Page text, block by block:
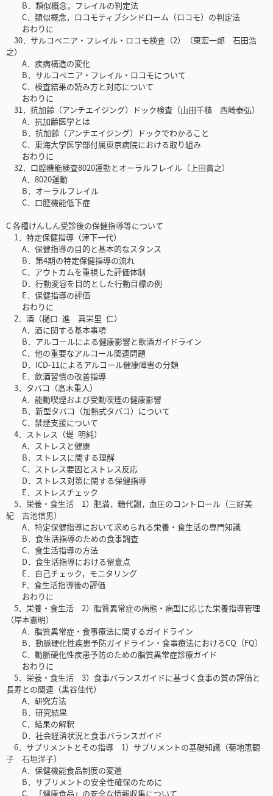
B．類似概念，フレイルの判定法
C．類似概念，ロコモティブシンドローム（ロコモ）の判定法
おわりに
30．サルコペニア・フレイル・ロコモ検査（2）（東宏一郎 石田浩
之）
A．疾病構造の変化
B．サルコペニア・フレイル・ロコモについて
C．検査結果の読み方と対応について
おわりに
31．抗加齢（アンチエイジング）ドック検査（山田千積 西崎泰弘）
A．抗加齢医学とは
B．抗加齢（アンチエイジング）ドックでわかること
C．東海大学医学部付属東京病院における取り組み
おわりに
32．口腔機能検査8020運動とオーラルフレイル（上田貴之）
A．8020運動
B．オーラルフレイル
C．口腔機能低下症
C 各種けんしん受診後の保健指導等について
1．特定保健指導（津下一代）
A．保健指導の目的と基本的なスタンス
B．第4期の特定保健指導の流れ
C．アウトカムを重視した評価体制
D．行動変容を目的とした行動目標の例
E．保健指導の評価
おわりに
2．酒（樋口 進 真栄里 仁）
A．酒に関する基本事項
B．アルコールによる健康影響と飲酒ガイドライン
C．他の重要なアルコール関連問題
D．ICD-11によるアルコール健康障害の分類
E．飲酒習慣の改善指導
3．タバコ（高木重人）
A．能動喫煙および受動喫煙の健康影響
B．新型タバコ（加熱式タバコ）について
C．禁煙支援について
4．ストレス（堤 明純）
A．ストレスと健康
B．ストレスに関する理解
C．ストレス要因とストレス反応
D．ストレス対策に関する保健指導
E．ストレスチェック
5．栄養・食生活 1）肥満，糖代謝，血圧のコントロール（三好美
紀 吉池信男）
A．特定保健指導において求められる栄養・食生活の専門知識
B．食生活指導のための食事調査
C．食生活指導の方法
D．食生活指導における留意点
E．自己チェック，モニタリング
F．食生活指導後の評価
おわりに
5．栄養・食生活 2）脂質異常症の病態・病型に応じた栄養指導管理
（岸本憲明）
A．脂質異常症・食事療法に関するガイドライン
B．動脈硬化性疾患予防ガイドライン・食事療法におけるCQ（FQ）
C．動脈硬化性疾患予防のための脂質異常症診療ガイド
おわりに
5．栄養・食生活 3）食事バランスガイドに基づく食事の質の評価と
長寿との関連（黒谷佳代）
A．研究方法
B．研究結果
C．結果の解釈
D．社会経済状況と食事バランスガイド
6．サプリメントとその指導 1）サプリメントの基礎知識（菊地恵観
子 石垣洋子）
A．保健機能食品制度の変遷
B．サプリメントの安全性確保のために
C．「健康食品」の安全な情報収集について